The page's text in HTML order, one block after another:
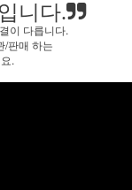
니다.
이 다릅니다.
/판매 하는
.